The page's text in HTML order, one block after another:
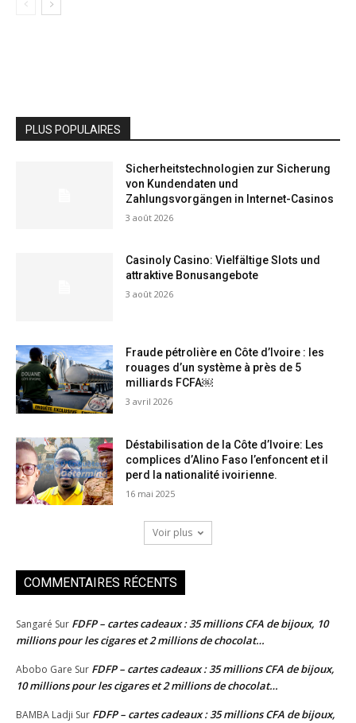
PLUS POPULAIRES
Sicherheitstechnologien zur Sicherung
von Kundendaten und
Zahlungsvorgängen in Internet-Casinos
3 août 2026
Casinoly Casino: Vielfältige Slots und
attraktive Bonusangebote
3 août 2026
Fraude pétrolière en Côte d’Ivoire : les
rouages d’un système à près de 5
milliards FCFA￼
3 avril 2026
Déstabilisation de la Côte d’Ivoire: Les
complices d’Alino Faso l’enfoncent et il
perd la nationalité ivoirienne.
16 mai 2025
Voir plus
COMMENTAIRES RÉCENTS
Sangaré Sur FDFP – cartes cadeaux : 35 millions CFA de bijoux, 10
millions pour les cigares et 2 millions de chocolat…
Abobo Gare Sur FDFP – cartes cadeaux : 35 millions CFA de bijoux,
10 millions pour les cigares et 2 millions de chocolat…
BAMBA Ladji Sur FDFP – cartes cadeaux : 35 millions CFA de bijoux,